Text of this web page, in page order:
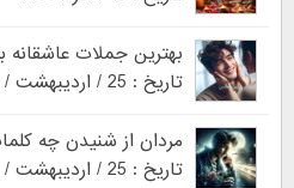
بهترین جملات عاشقانه
تاریخ : 25 / اردیبهشت / 1403
مردان از شنیدن چه
تاریخ : 25 / اردیبهشت / 1403